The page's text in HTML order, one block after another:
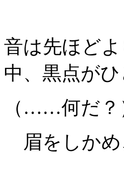
音は先ほど
中、黒点が
（……何だ？
眉をしかめ